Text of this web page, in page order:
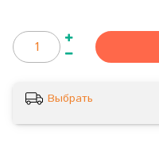
Выбрать